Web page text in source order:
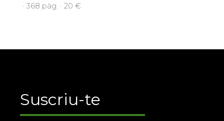
· 368 pàg. · 20 €
Suscriu-te